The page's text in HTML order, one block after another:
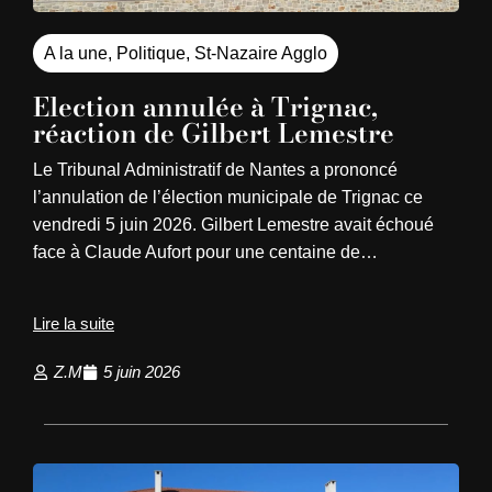
A la une, Politique, St-Nazaire Agglo
Election annulée à Trignac,
réaction de Gilbert Lemestre
Le Tribunal Administratif de Nantes a prononcé
l’annulation de l’élection municipale de Trignac ce
vendredi 5 juin 2026. Gilbert Lemestre avait échoué
face à Claude Aufort pour une centaine de…
Lire la suite
Z.M 5 juin 2026